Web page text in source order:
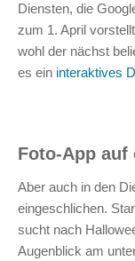
Diensten, die
zum 1. April
wohl der nächst
es ein interaktives
Foto-App auf
Aber auch in den
eingeschlichen.
sucht nach
Augenblick am